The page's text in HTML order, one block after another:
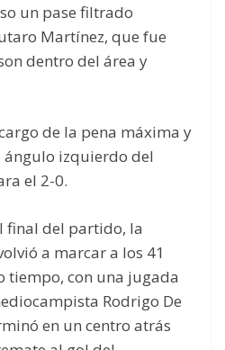
un pase filtrado
Martínez, que fue
dentro del área y
de la pena máxima y
ángulo izquierdo del
el 2-0.
final del partido, la
a marcar a los 41
tiempo, con una jugada
Rodrigo De
en un centro atrás